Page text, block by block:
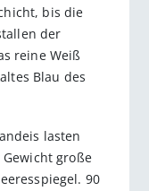
bis die
der
reine Weiß
Blau des
lasten
große
90